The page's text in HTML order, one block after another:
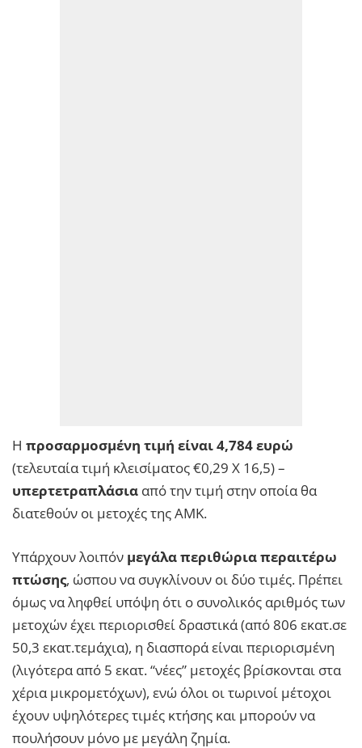
Η προσαρμοσμένη τιμή είναι 4,784 ευρώ
(τελευταία τιμή κλεισίματος €0,29 Χ 16,5) –
υπερτετραπλάσια από την τιμή στην οποία θα
διατεθούν οι μετοχές της ΑΜΚ.
Υπάρχουν λοιπόν μεγάλα περιθώρια περαιτέρω
πτώσης, ώσπου να συγκλίνουν οι δύο τιμές. Πρέπει
όμως να ληφθεί υπόψη ότι ο συνολικός αριθμός των
μετοχών έχει περιορισθεί δραστικά (από 806 εκατ.σε
50,3 εκατ.τεμάχια), η διασπορά είναι περιορισμένη
(λιγότερα από 5 εκατ. “νέες” μετοχές βρίσκονται στα
χέρια μικρομετόχων), ενώ όλοι οι τωρινοί μέτοχοι
έχουν υψηλότερες τιμές κτήσης και μπορούν να
πουλήσουν μόνο με μεγάλη ζημία.